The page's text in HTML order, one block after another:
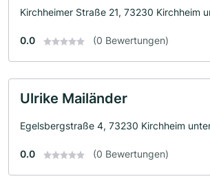
Kirchheimer Straße 21, 73230 Kirchheim
0.0 (0 Bewertungen)
Ulrike Mailänder
Egelsbergstraße 4, 73230 Kirchheim
0.0 (0 Bewertungen)